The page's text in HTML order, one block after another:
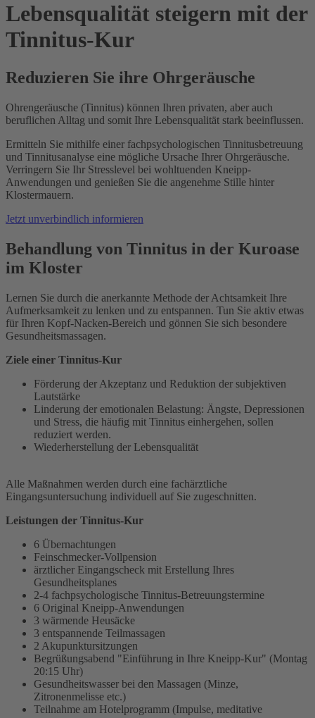
Lebensqualität steigern mit der
Tinnitus-Kur
Reduzieren Sie ihre Ohrgeräusche
Ohrengeräusche (Tinnitus) können Ihren privaten, aber auch
beruflichen Alltag und somit Ihre Lebensqualität stark beeinflussen.
Ermitteln Sie mithilfe einer fachpsychologischen Tinnitusbetreuung
und Tinnitusanalyse eine mögliche Ursache Ihrer Ohrgeräusche.
Verringern Sie Ihr Stresslevel bei wohltuenden Kneipp-
Anwendungen und genießen Sie die angenehme Stille hinter
Klostermauern.
Jetzt unverbindlich informieren
Behandlung von Tinnitus in der Kuroase
im Kloster
Lernen Sie durch die anerkannte Methode der Achtsamkeit Ihre
Aufmerksamkeit zu lenken und zu entspannen. Tun Sie aktiv etwas
für Ihren Kopf-Nacken-Bereich und gönnen Sie sich besondere
Gesundheitsmassagen.
Ziele einer Tinnitus-Kur
Förderung der Akzeptanz und Reduktion der subjektiven
Lautstärke
Linderung der emotionalen Belastung: Ängste, Depressionen
und Stress, die häufig mit Tinnitus einhergehen, sollen
reduziert werden.
Wiederherstellung der Lebensqualität
Alle Maßnahmen werden durch eine fachärztliche
Eingangsuntersuchung individuell auf Sie zugeschnitten.
Leistungen der Tinnitus-Kur
6 Übernachtungen
Feinschmecker-Vollpension
ärztlicher Eingangscheck mit Erstellung Ihres
Gesundheitsplanes
2-4 fachpsychologische Tinnitus-Betreuungstermine
6 Original Kneipp-Anwendungen
3 wärmende Heusäcke
3 entspannende Teilmassagen
2 Akupunktursitzungen
Begrüßungsabend "Einführung in Ihre Kneipp-Kur" (Montag
20:15 Uhr)
Gesundheitswasser bei den Massagen (Minze,
Zitronenmelisse etc.)
Teilnahme am Hotelprogramm (Impulse, meditative